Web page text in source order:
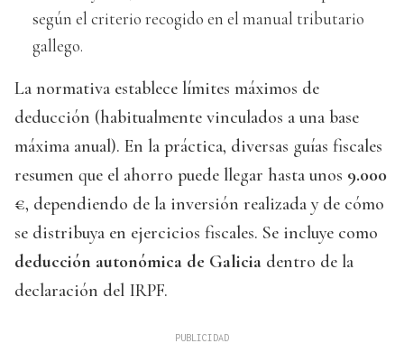
según el criterio recogido en el manual tributario
gallego.
La normativa establece límites máximos de
deducción (habitualmente vinculados a una base
máxima anual). En la práctica, diversas guías fiscales
resumen que el ahorro puede llegar hasta unos 9.000
€, dependiendo de la inversión realizada y de cómo
se distribuya en ejercicios fiscales. Se incluye como
deducción autonómica de Galicia dentro de la
declaración del IRPF.